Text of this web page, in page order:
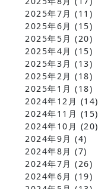
2025年7月 (11)
2025年6月 (15)
2025年5月 (20)
2025年4月 (15)
2025年3月 (13)
2025年2月 (18)
2025年1月 (18)
2024年12月 (14)
2024年11月 (15)
2024年10月 (20)
2024年9月 (4)
2024年8月 (7)
2024年7月 (26)
2024年6月 (19)